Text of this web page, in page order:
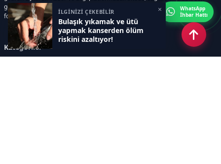
İLGİNİZİ ÇEKEBİLİR
Bulaşık yıkamak ve ütü
yapmak kanserden ölüm
riskini azaltıyor!
×
gelişmeler, bilimsel araştırmalar, yaşam rehberleri, resmi ilanlar, video ve
fotoğraf galerileri ve e-gazete içerikleri yer almaktadır.
Kategoriler
WhatsApp
İhbar Hattı